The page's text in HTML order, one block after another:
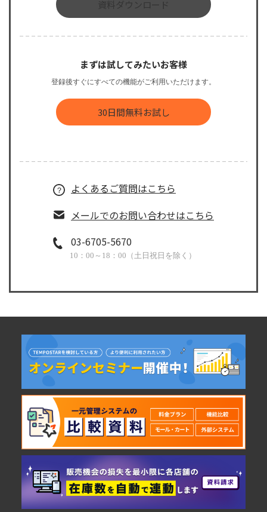
資料ダウンロード
まずは試してみたいお客様
登録後すぐにすべての機能がご利用いただけます。
30日間無料お試し
よくあるご質問はこちら
メールでのお問い合わせはこちら
03-6705-5670
10：00～18：00（土日祝日を除く）